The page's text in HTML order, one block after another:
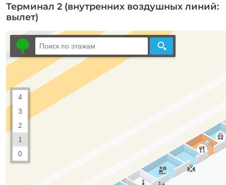
Терминал 2 (внутренних воздушных линий:
вылет)